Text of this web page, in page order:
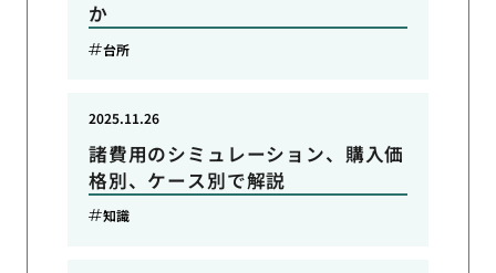
か
台所
諸費用のシミュレーション、購入価
格別、ケース別で解説
2025.11.26
知識